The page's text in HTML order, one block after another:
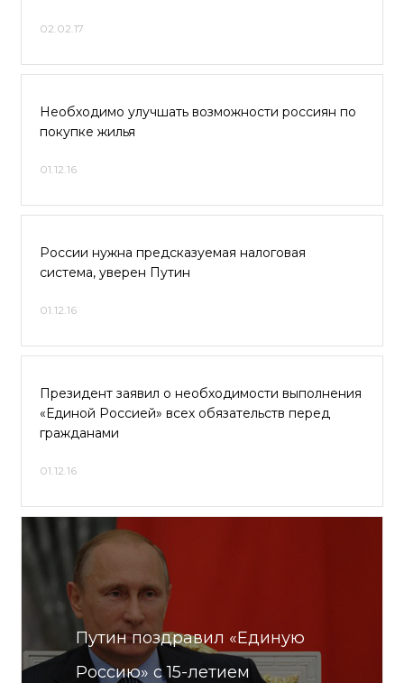
02.02.17
Необходимо улучшать возможности россиян по
покупке жилья
01.12.16
России нужна предсказуемая налоговая
система, уверен Путин
01.12.16
Президент заявил о необходимости выполнения
«Единой Россией» всех обязательств перед
гражданами
01.12.16
Путин поздравил «Единую
Россию» с 15-летием